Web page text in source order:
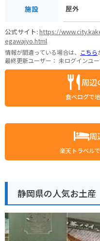
施設 屋外
公式サイト:https://
egawajyo.html
情報が間違っている場合は、 こちら
最終更新ユーザー： 未ログインユ
周辺
食べログで
周
楽天トラベル
静岡県の人気お土産